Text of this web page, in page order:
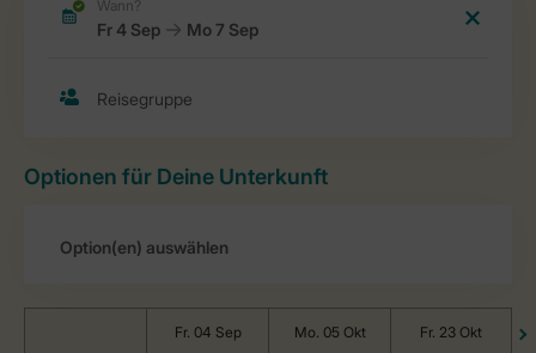
Optionen für Deine Unterkunft
Fr. 04 Sep Mo. 05 Okt Fr. 23 Okt